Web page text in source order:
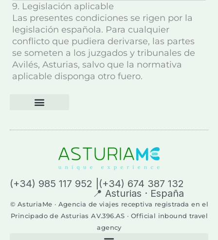
9. Legislación aplicable
Las presentes condiciones se rigen por la
legislación española. Para cualquier
conflicto que pudiera derivarse, las partes
se someten a los juzgados y tribunales de
Avilés, Asturias, salvo que la normativa
aplicable disponga otro fuero.
(+34) 985 117 952 |(+34) 674 387 132
📍 Asturias · España
© AsturiaMe · Agencia de viajes receptiva registrada en el
Principado de Asturias AV.396.AS · Official inbound travel
agency